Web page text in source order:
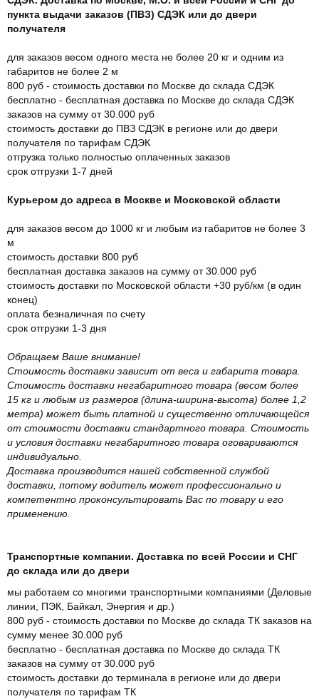
пункта выдачи заказов (ПВЗ) СДЭК или до двери
получателя
для заказов весом одного места не более 20 кг и одним из
габаритов не более 2 м
800 руб - стоимость доставки по Москве до склада СДЭК
бесплатно - бесплатная доставка по Москве до склада СДЭК
заказов на сумму от 30.000 руб
стоимость доставки до ПВЗ СДЭК в регионе или до двери
получателя по тарифам СДЭК
отгрузка только полностью оплаченных заказов
срок отгрузки 1-7 дней
Курьером до адреса в Москве и Московской области
для заказов весом до 1000 кг и любым из габаритов не более 3
м
стоимость доставки 800 руб
бесплатная доставка заказов на сумму от 30.000 руб
стоимость доставки по Московской области +30 руб/км (в один
конец)
оплата безналичная по счету
срок отгрузки 1-3 дня
Обращаем Ваше внимание!
Стоимость доставки зависит от веса и габарита товара.
Стоимость доставки негабаритного товара (весом более
15 кг и любым из размеров (длина-ширина-высота) более 1,2
метра) может быть платной и существенно отличающейся
от стоимости доставки стандартного товара. Стоимость
и условия доставки негабаритного товара оговариваются
индивидуально.
Доставка производится нашей собственной службой
доставки, потому водитель может профессионально и
компетентно проконсультировать Вас по товару и его
применению.
Транспортные компании. Доставка по всей России и СНГ
до склада или до двери
мы работаем со многими транспортными компаниями (Деловые
линии, ПЭК, Байкал, Энергия и др.)
800 руб - стоимость доставки по Москве до склада ТК заказов на
сумму менее 30.000 руб
бесплатно - бесплатная доставка по Москве до склада ТК
заказов на сумму от 30.000 руб
стоимость доставки до терминала в регионе или до двери
получателя по тарифам ТК